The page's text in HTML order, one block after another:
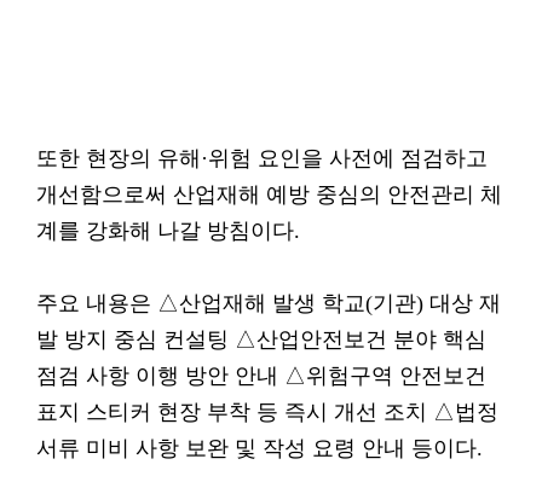
또한 현장의 유해·위험 요인을 사전에 점검하고
개선함으로써 산업재해 예방 중심의 안전관리 체
계를 강화해 나갈 방침이다.
주요 내용은 △산업재해 발생 학교(기관) 대상 재
발 방지 중심 컨설팅 △산업안전보건 분야 핵심
점검 사항 이행 방안 안내 △위험구역 안전보건
표지 스티커 현장 부착 등 즉시 개선 조치 △법정
서류 미비 사항 보완 및 작성 요령 안내 등이다.